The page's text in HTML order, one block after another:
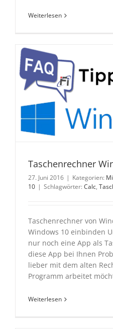
Weiterlesen
Taschenrechner
27. Juni 2016 | Kategorien:
10 | Schlagwörter: Calc,
Taschenrechner von
Windows 10 einbinden
nur noch eine App als
diese App bei Ihnen
lieber mit dem alten
Programm arbeitet
Weiterlesen